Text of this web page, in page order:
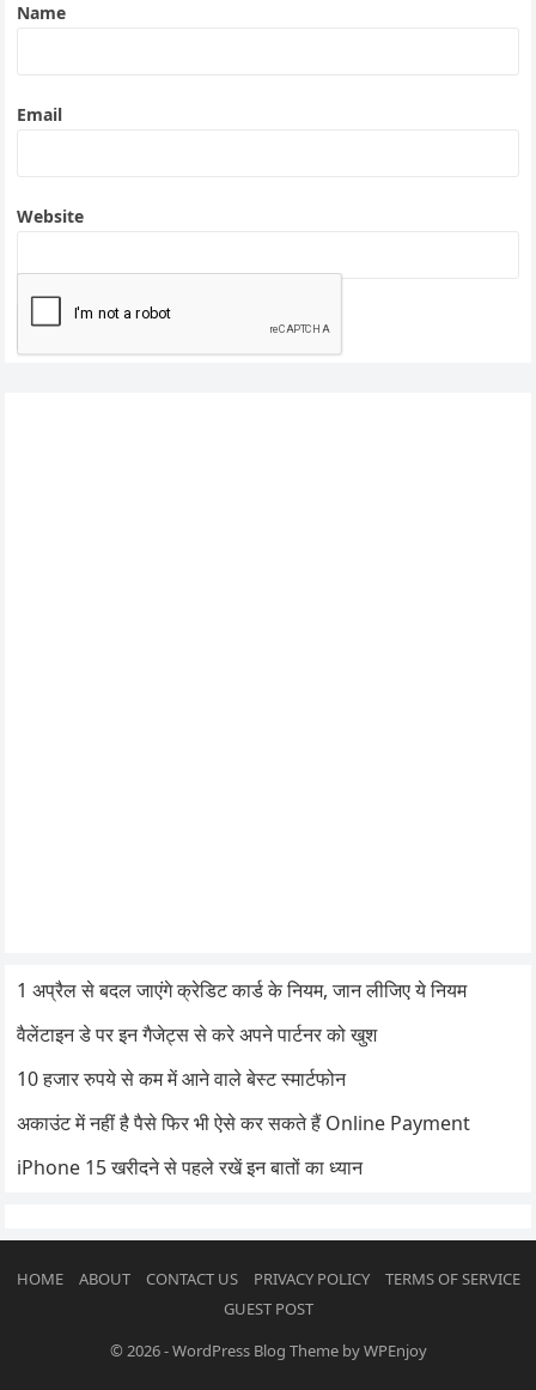
Name
Email
Website
1 अप्रैल से बदल जाएंगे क्रेडिट कार्ड के नियम, जान लीजिए ये नियम
वैलेंटाइन डे पर इन गैजेट्स से करे अपने पार्टनर को खुश
10 हजार रुपये से कम में आने वाले बेस्ट स्मार्टफोन
अकाउंट में नहीं है पैसे फिर भी ऐसे कर सकते हैं Online Payment
iPhone 15 खरीदने से पहले रखें इन बातों का ध्यान
HOME ABOUT CONTACT US PRIVACY POLICY
TERMS OF SERVICE
GUEST POST
© 2026-WordPress Blog ThemebyWPEnjoy